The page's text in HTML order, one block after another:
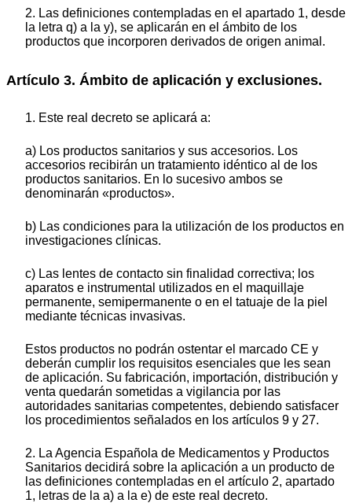
2. Las definiciones contempladas en el apartado 1, desde
la letra q) a la y), se aplicarán en el ámbito de los
productos que incorporen derivados de origen animal.
Artículo 3. Ámbito de aplicación y exclusiones.
1. Este real decreto se aplicará a:
a) Los productos sanitarios y sus accesorios. Los
accesorios recibirán un tratamiento idéntico al de los
productos sanitarios. En lo sucesivo ambos se
denominarán «productos».
b) Las condiciones para la utilización de los productos en
investigaciones clínicas.
c) Las lentes de contacto sin finalidad correctiva; los
aparatos e instrumental utilizados en el maquillaje
permanente, semipermanente o en el tatuaje de la piel
mediante técnicas invasivas.
Estos productos no podrán ostentar el marcado CE y
deberán cumplir los requisitos esenciales que les sean
de aplicación. Su fabricación, importación, distribución y
venta quedarán sometidas a vigilancia por las
autoridades sanitarias competentes, debiendo satisfacer
los procedimientos señalados en los artículos 9 y 27.
2. La Agencia Española de Medicamentos y Productos
Sanitarios decidirá sobre la aplicación a un producto de
las definiciones contempladas en el artículo 2, apartado
1, letras de la a) a la e) de este real decreto.